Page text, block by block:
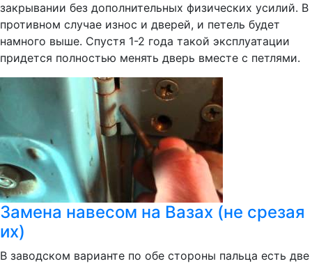
закрывании без дополнительных физических усилий. В
противном случае износ и дверей, и петель будет
намного выше. Спустя 1-2 года такой эксплуатации
придется полностью менять дверь вместе с петлями.
Замена навесом на Вазах (не срезая
их)
В заводском варианте по обе стороны пальца есть две